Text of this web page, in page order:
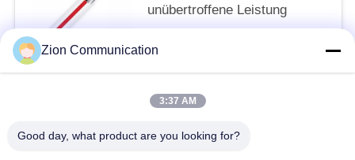
unübertroffene Leistung
TRETEN SIE MIT UNS IN
VERBINDUNG
Zion Communication
3:37 AM
Good day, what product are you looking for?